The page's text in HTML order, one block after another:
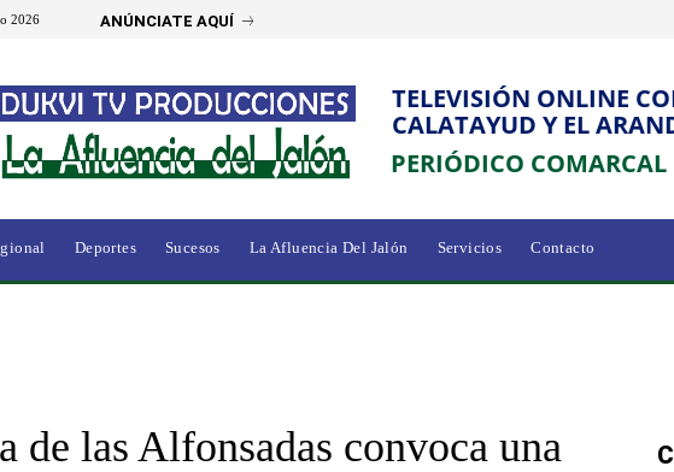
2026 ANÚNCIATE AQUÍ
TELEVISIÓN ONLINE
CALATAYUD Y EL
PERIÓDICO
Deportes Sucesos La Afluencia Del Jalón Servicios Contacto
de las Alfonsadas convoca una